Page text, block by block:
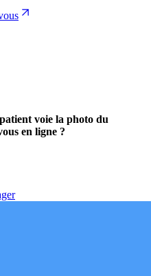
voie la photo du
en ligne ?